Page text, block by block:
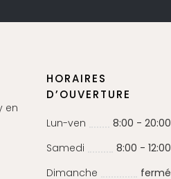
en
HORAIRES
D’OUVERTURE
Lun-ven
8:00 - 20:00
Samedi
8:00 - 12:00
Dimanche
fermé